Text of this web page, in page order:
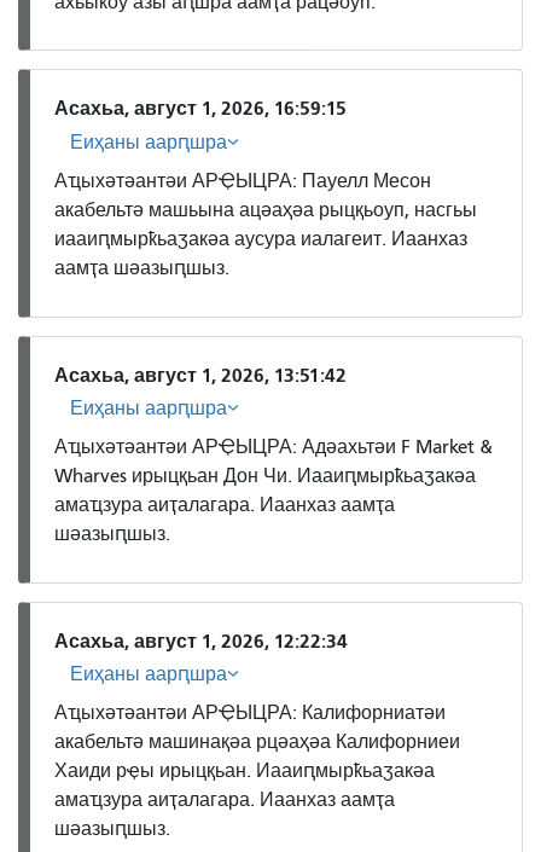
Асахьа, август 1, 2026, 16:59:15
Еиҳаны аарԥшра
Аҵыхәтәантәи АРҾЫЦРА: Пауелл Месон
акабельтә машьына ацәаҳәа рыцқьоуп, насгьы
иааиԥмырҟьаӡакәа аусура иалагеит. Иаанхаз
аамҭа шәазыԥшыз.
Асахьа, август 1, 2026, 13:51:42
Еиҳаны аарԥшра
Аҵыхәтәантәи АРҾЫЦРА: Адәахьтәи F Market &
Wharves ирыцқьан Дон Чи. Иааиԥмырҟьаӡакәа
амаҵзура аиҭалагара. Иаанхаз аамҭа
шәазыԥшыз.
Асахьа, август 1, 2026, 12:22:34
Еиҳаны аарԥшра
Аҵыхәтәантәи АРҾЫЦРА: Калифорниатәи
акабельтә машинақәа рцәаҳәа Калифорниеи
Хаиди рҿы ирыцқьан. Иааиԥмырҟьаӡакәа
амаҵзура аиҭалагара. Иаанхаз аамҭа
шәазыԥшыз.